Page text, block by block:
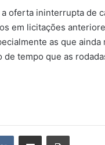
oferta ininterrupta de
em licitações
as que ainda
tempo que as
VK Compartilhar via e-mail Imprimir